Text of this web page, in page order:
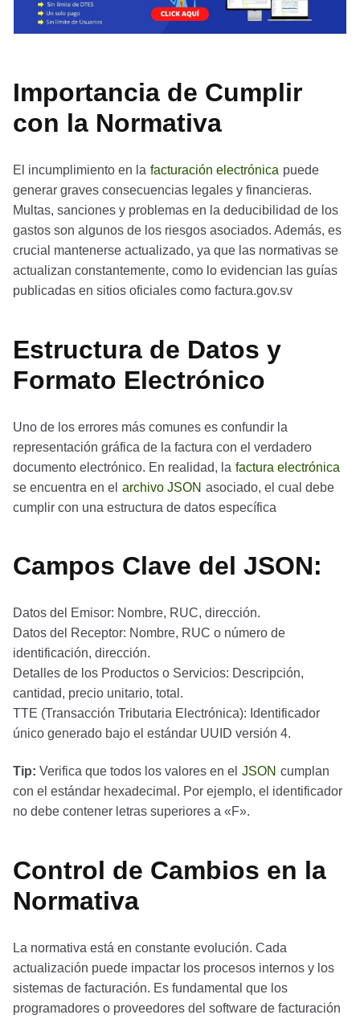
Importancia de Cumplir
con la Normativa
El incumplimiento en la facturación electrónica puede
generar graves consecuencias legales y financieras.
Multas, sanciones y problemas en la deducibilidad de los
gastos son algunos de los riesgos asociados. Además, es
crucial mantenerse actualizado, ya que las normativas se
actualizan constantemente, como lo evidencian las guías
publicadas en sitios oficiales como factura.gov.sv
Estructura de Datos y
Formato Electrónico
Uno de los errores más comunes es confundir la
representación gráfica de la factura con el verdadero
documento electrónico. En realidad, la factura electrónica
se encuentra en el archivo JSON asociado, el cual debe
cumplir con una estructura de datos específica
Campos Clave del JSON:
Datos del Emisor: Nombre, RUC, dirección.
Datos del Receptor: Nombre, RUC o número de
identificación, dirección.
Detalles de los Productos o Servicios: Descripción,
cantidad, precio unitario, total.
TTE (Transacción Tributaria Electrónica): Identificador
único generado bajo el estándar UUID versión 4.
Tip: Verifica que todos los valores en el JSON cumplan
con el estándar hexadecimal. Por ejemplo, el identificador
no debe contener letras superiores a «F».
Control de Cambios en la
Normativa
La normativa está en constante evolución. Cada
actualización puede impactar los procesos internos y los
sistemas de facturación. Es fundamental que los
programadores o proveedores del software de facturación